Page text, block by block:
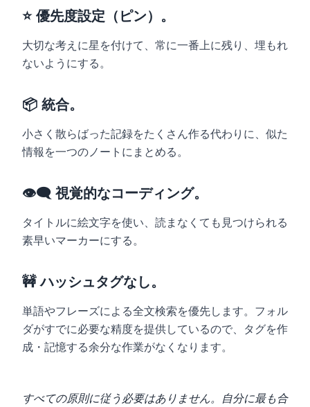
⭐ 優先度設定（ピン）。
大切な考えに星を付けて、常に一番上に残り、埋もれ
ないようにする。
📦 統合。
小さく散らばった記録をたくさん作る代わりに、似た
情報を一つのノートにまとめる。
👁️‍🗨️ 視覚的なコーディング。
タイトルに絵文字を使い、読まなくても見つけられる
素早いマーカーにする。
🚧 ハッシュタグなし。
単語やフレーズによる全文検索を優先します。フォル
ダがすでに必要な精度を提供しているので、タグを作
成・記憶する余分な作業がなくなります。
すべての原則に従う必要はありません。自分に最も合